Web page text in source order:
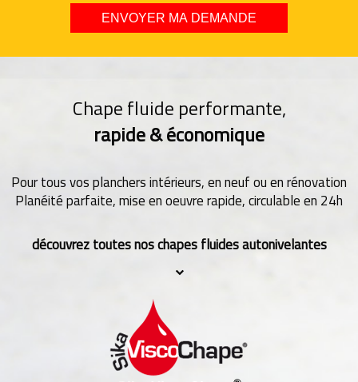
Chape fluide performante,
rapide & économique
Pour tous vos planchers intérieurs, en neuf ou en rénovation
Planéité parfaite, mise en oeuvre rapide, circulable en 24h
découvrez toutes nos chapes fluides autonivelantes